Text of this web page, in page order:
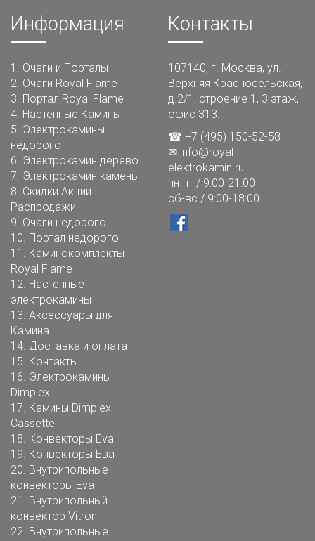
Информация
1. Очаги и Порталы
2. Очаги Royal Flame
3. Портал Royal Flame
4. Настенные Камины
5. Электрокамины
недорого
6. Электрокамин дерево
7. Электрокамин камень
8. Скидки Акции
Распродажи
9. Очаги недорого
10. Портал недорого
11. Каминокомплекты
Royal Flame
12. Настенные
электрокамины
13. Аксессуары для
Камина
14. Доставка и оплата
15. Контакты
16. Электрокамины
Dimplex
17. Камины Dimplex
Cassette
18. Конвекторы Eva
19. Конвекторы Ева
20. Внутрипольные
конвекторы Eva
21. Внутрипольный
конвектор Vitron
22. Внутрипольные
Контакты
107140, г. Москва, ул.
Верхняя Красносельская,
д.2/1, строение 1, 3 этаж,
офис 313.
☎ +7 (495) 150-52-58
✉ info@royal-
elektrokamin.ru
пн-пт / 9:00-21:00
сб-вс / 9:00-18:00